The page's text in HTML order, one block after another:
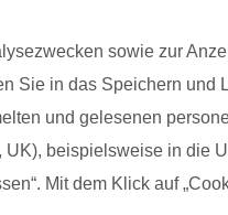
sowie zur
Sie in das Speichern und
und gelesenen
beispielsweise in die
Mit dem Klick auf